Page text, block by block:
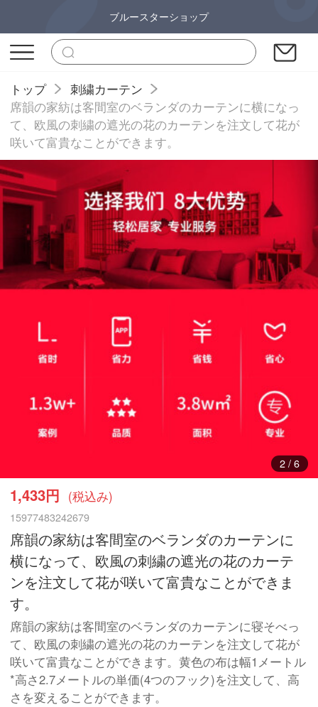
ブルースターショップ
トップ
刺繍カーテン
席韻の家紡は客間室のベランダのカーテンに横になっ
て、欧風の刺繍の遮光の花のカーテンを注文して花が
咲いて富貴なことができます。
3/ 6
1,433円 (税込み)
15977483242679
席韻の家紡は客間室のベランダのカーテンに
横になって、欧風の刺繍の遮光の花のカーテ
ンを注文して花が咲いて富貴なことができま
す。
席韻の家紡は客間室のベランダのカーテンに寝そべっ
て、欧風の刺繍の遮光の花のカーテンを注文して花が
咲いて富貴なことができます。黄色の布は幅1メートル
*高さ2.7メートルの単価(4つのフック)を注文して、高
さを変えることができます。